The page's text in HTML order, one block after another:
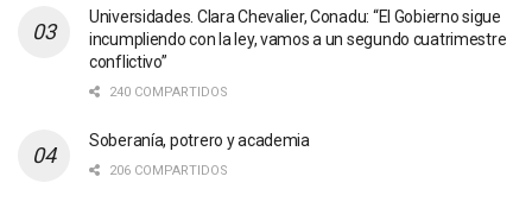
Universidades. Clara Chevalier, Conadu: “El Gobierno sigue
incumpliendo con la ley, vamos a un segundo cuatrimestre
conflictivo”
240 COMPARTIDOS
Soberanía, potrero y academia
206 COMPARTIDOS